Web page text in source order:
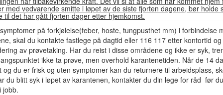
med vedvarende smitte i løpet av de siste fjorten dagene, bør holde
til det har gått fjorten dager etter hjemkomst.
på forkjølelse(feber, hoste, tungpusthet mm) i forbindelse
skal du kontakte fastlege på dagtid eller 116 117 etter kontortid
av prøvetaking. Har du reist i disse områdene og ikke er syk,
ikke ta prøve, men overhold karantenetiden. Når de 14
og du er frisk og uten symptomer kan du returnere til arbeidsplass,
du blitt syk i løpet av karantenen, kontakter du din lege for råd før
jobb.